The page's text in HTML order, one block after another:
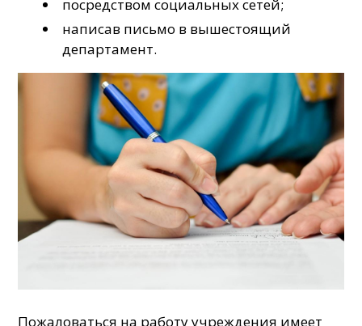
посредством социальных сетей;
написав письмо в вышестоящий
департамент.
Пожаловаться на работу учреждения имеет